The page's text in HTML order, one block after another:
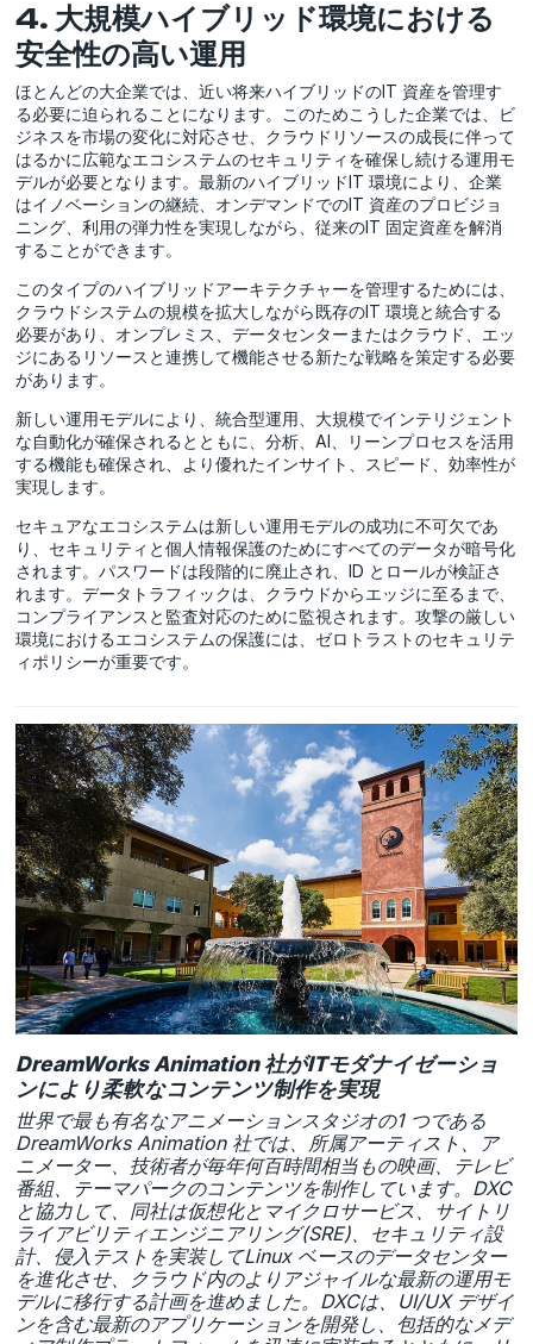
4. 大規模ハイブリッド環境における
安全性の高い運用
ほとんどの大企業では、近い将来ハイブリッドのIT 資産を管理す
る必要に迫られることになります。このためこうした企業では、ビ
ジネスを市場の変化に対応させ、クラウドリソースの成長に伴って
はるかに広範なエコシステムのセキュリティを確保し続ける運用モ
デルが必要となります。最新のハイブリッドIT 環境により、企業
はイノベーションの継続、オンデマンドでのIT 資産のプロビジョ
ニング、利用の弾力性を実現しながら、従来のIT 固定資産を解消
することができます。
このタイプのハイブリッドアーキテクチャーを管理するためには、
クラウドシステムの規模を拡大しながら既存のIT 環境と統合する
必要があり、オンプレミス、データセンターまたはクラウド、エッ
ジにあるリソースと連携して機能させる新たな戦略を策定する必要
があります。
新しい運用モデルにより、統合型運用、大規模でインテリジェント
な自動化が確保されるとともに、分析、AI、リーンプロセスを活用
する機能も確保され、より優れたインサイト、スピード、効率性が
実現します。
セキュアなエコシステムは新しい運用モデルの成功に不可欠であ
り、セキュリティと個人情報保護のためにすべてのデータが暗号化
されます。パスワードは段階的に廃止され、ID とロールが検証さ
れます。データトラフィックは、クラウドからエッジに至るまで、
コンプライアンスと監査対応のために監視されます。攻撃の厳しい
環境におけるエコシステムの保護には、ゼロトラストのセキュリテ
ィポリシーが重要です。
DreamWorks Animation 社がITモダナイゼーショ
ンにより柔軟なコンテンツ制作を実現
世界で最も有名なアニメーションスタジオの1 つである
DreamWorks Animation 社では、所属アーティスト、ア
ニメーター、技術者が毎年何百時間相当もの映画、テレビ
番組、テーマパークのコンテンツを制作しています。DXC
と協力して、同社は仮想化とマイクロサービス、サイトリ
ライアビリティエンジニアリング(SRE)、セキュリティ設
計、侵入テストを実装してLinux ベースのデータセンター
を進化させ、クラウド内のよりアジャイルな最新の運用モ
デルに移行する計画を進めました。DXCは、UI/UX デザイ
ンを含む最新のアプリケーションを開発し、包括的なメデ